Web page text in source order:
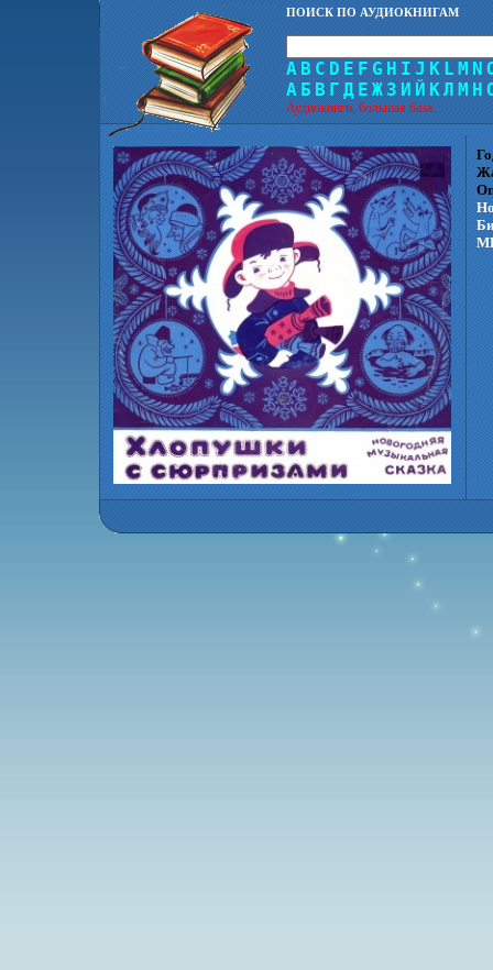
ПОИСК ПО АУДИОКНИГАМ
A B C D E F G H I J K L M N
А Б В Г Д Е Ж З И Й КЛ М Н
Аудиокниги, большая база.